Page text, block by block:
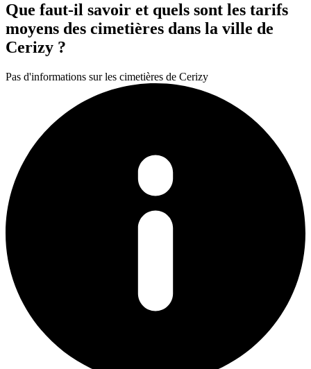
Que faut-il savoir et quels sont les tarifs
moyens des cimetières dans la ville de
Cerizy ?
Pas d'informations sur les cimetières de Cerizy